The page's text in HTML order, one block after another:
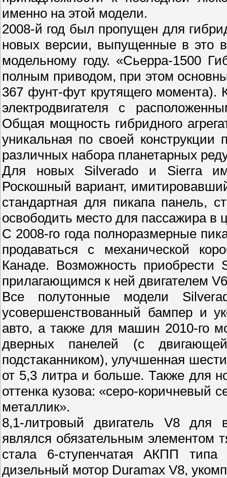
именно на этой модели.
2008-й год был пропущен для
новых версии, выпущенные в это
модельному году. «Сьерра-1500
полным приводом, при этом
367 фунт-фут крутящего момента).
электродвигателя с
Общая мощность гибридного
уникальная по своей
различных набора планетарных
Для новых Silverado и Sierra
Роскошный вариант,
стандартная для пикапа панель,
освободить место для пассажира в
С 2008-го года полноразмерные
продаваться с механической
Канаде. Возможность
прилагающимся к ней двигателем
Все полутонные модели
усовершенствованный бампер и
авто, а также для машин 2010-го
дверных панелей (с
подстаканником), улучшенная
от 5,3 литра и больше. Также для
оттенка кузова: «серо-коричневый
металлик».
8,1-литровый двигатель V8 для
являлся обязательным элементом
стала 6-ступенчатая АКПП
дизельный мотор Duramax V8,